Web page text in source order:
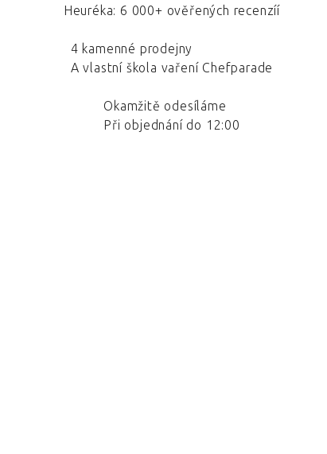
Heuréka: 6 000+ ověřených recenzíí
4 kamenné prodejny
A vlastní škola vaření Chefparade
Okamžitě odesíláme
Při objednání do 12:00